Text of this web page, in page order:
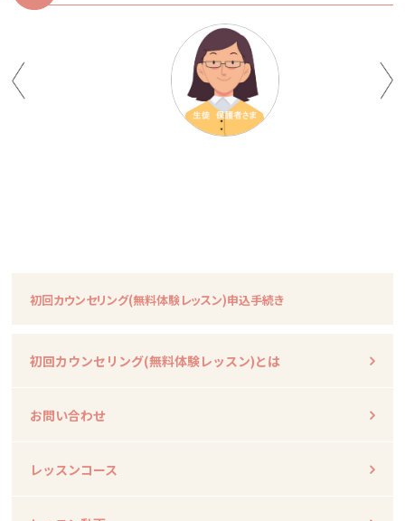
初回カウンセリング(無料体験レッスン)申込手続き
初回カウンセリング(無料体験レッスン)とは
お問い合わせ
レッスンコース